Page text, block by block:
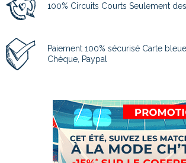
100% Circuits Courts Seulement
Paiement 100% sécurisé Carte
Chèque, Paypal